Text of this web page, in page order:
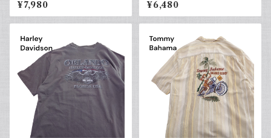
ベージュ
¥7,980
ット 古着 アメカジ リーバイス
長袖 90s
¥6,480